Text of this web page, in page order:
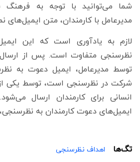
شما می‌توانید با توجه به فرهنگ
مدیرعامل با کارمندان، متن ایمیل‌های
لازم به یادآوری است که این
نظرسنجی متفاوت است. پس از
توسط مدیرعامل، ایمیل دعوت به
شرکت در نظرسنجی است، توسط یکی
انسانی برای کارمندان ارسال
ایمیل‌های دعوت کارمندان به
تگ‌ها اهداف نظرسنجی